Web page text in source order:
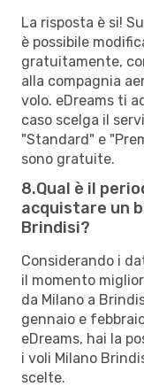
La risposta è si!
è possibile
gratuitamente,
alla compagnia
volo. eDreams ti
caso scelga il
"Standard" e
sono gratuite.
8.Qual è il
acquistare un
Brindisi?
Considerando i
il momento
da Milano a
gennaio e
eDreams, hai la
i voli Milano
scelte.